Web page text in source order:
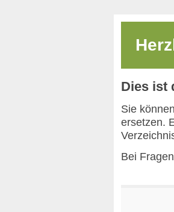
Dies ist
Sie
ersetzen.
Bei